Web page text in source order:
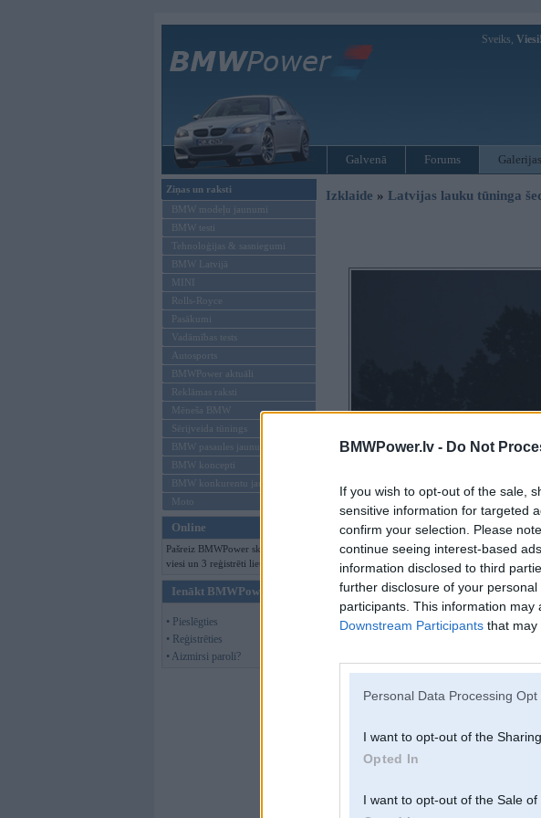
BMWPower.lv - Do Not
If you wish to opt-out of the sale,
sensitive information for targeted
confirm your selection. Please
continue seeing interest-based
information disclosed to third
further disclosure of your
participants. This information
Downstream Participants that may
Personal Data Processing Opt
I want to opt-out of the
Opted In
I want to opt-out of the Sale of
Sveiks, Viesi!
Galvenā Forums Galerijas
Ziņas un raksti
BMW modeļu jaunumi
BMW testi
Tehnoloģijas & sasniegumi
BMW Latvijā
MINI
Rolls-Royce
Pasākumi
Vadāmības tests
Autosports
BMWPower aktuāli
Reklāmas raksti
Mēneša BMW
Sērijveida tūnings
BMW pasaules jaunumi
BMW koncepti
BMW konkurentu jaunumi
Moto
Online
Pašreiz BMWPower skatās 225
viesi un 3 reģistrēti lietotāji.
Ienākt BMWPower
• Pieslēgties
• Reģistrēties
• Aizmirsi paroli?
Izklaide » Latvijas lauku tūninga
YEAH!!! FUCK IT!!!!!!